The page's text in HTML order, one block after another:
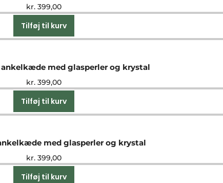
kr.399,00
Tilføj til kurv
med glasperler og krystal
kr.399,00
Tilføj til kurv
med glasperler og krystal
kr.399,00
Tilføj til kurv